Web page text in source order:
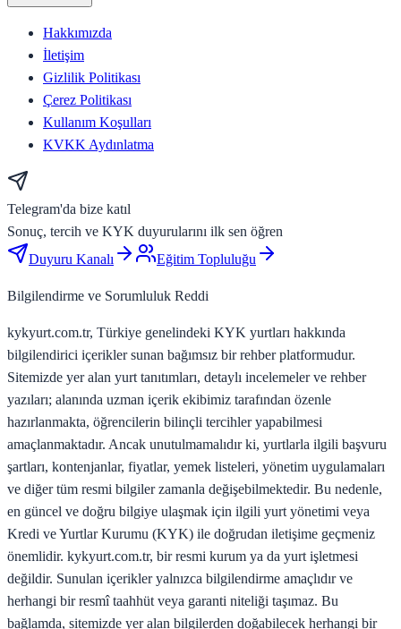
Hakkımızda
İletişim
Gizlilik Politikası
Çerez Politikası
Kullanım Koşulları
KVKK Aydınlatma
Telegram'da bize katıl
Sonuç, tercih ve KYK duyurularını ilk sen öğren
Duyuru Kanalı
Eğitim Topluluğu
Bilgilendirme ve Sorumluluk Reddi
kykyurt.com.tr, Türkiye genelindeki KYK yurtları hakkında
bilgilendirici içerikler sunan bağımsız bir rehber platformudur.
Sitemizde yer alan yurt tanıtımları, detaylı incelemeler ve rehber
yazıları; alanında uzman içerik ekibimiz tarafından özenle
hazırlanmakta, öğrencilerin bilinçli tercihler yapabilmesi
amaçlanmaktadır. Ancak unutulmamalıdır ki, yurtlarla ilgili başvuru
şartları, kontenjanlar, fiyatlar, yemek listeleri, yönetim uygulamaları
ve diğer tüm resmi bilgiler zamanla değişebilmektedir. Bu nedenle,
en güncel ve doğru bilgiye ulaşmak için ilgili yurt yönetimi veya
Kredi ve Yurtlar Kurumu (KYK) ile doğrudan iletişime geçmeniz
önemlidir. kykyurt.com.tr, bir resmi kurum ya da yurt işletmesi
değildir. Sunulan içerikler yalnızca bilgilendirme amaçlıdır ve
herhangi bir resmî taahhüt veya garanti niteliği taşımaz. Bu
bağlamda, sitemizde yer alan bilgilerden doğabilecek herhangi bir